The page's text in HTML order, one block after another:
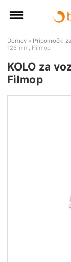
Domov » Pripomočki
125 mm, Filmop
KOLO za
Filmop